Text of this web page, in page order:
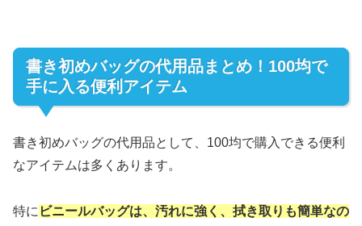
書き初めバッグの代用品まとめ！100均で
手に入る便利アイテム
書き初めバッグの代用品として、100均で購入できる便利
なアイテムは多くあります。
特に ビニールバッグは、汚れに強く、拭き取りも簡単なの